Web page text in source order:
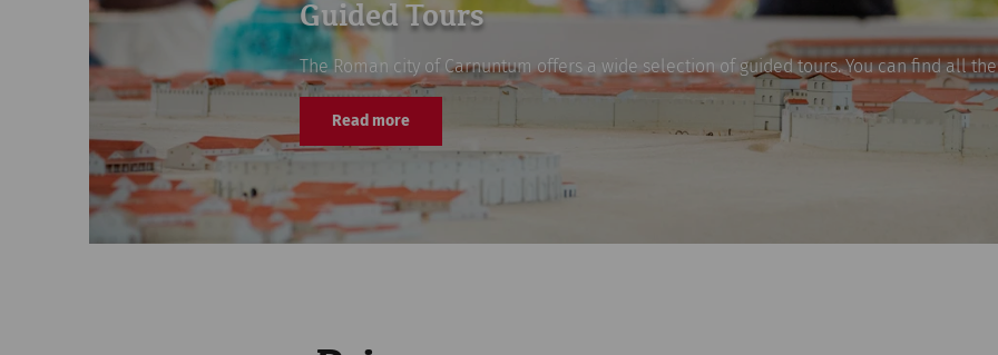
Guided Tours
The Roman city of Carnuntum offers a wide selection of guided tours. You can find all
Read more